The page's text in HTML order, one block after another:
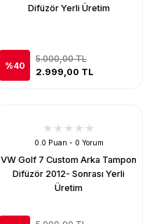
Difüzör Yerli Üretim
%40
5.000,00 TL
2.999,00 TL
0.0 Puan - 0 Yorum
VW Golf 7 Custom Arka Tampon
Difüzör 2012- Sonrası Yerli
Üretim